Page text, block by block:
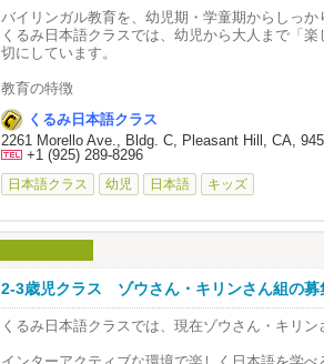
見学・無料体験受付中！
お気軽にお問い合わせください。
📌 今すぐお申し込みを！
定員に達し次第、締切となります。
バイリンガル教育を、幼児期・学童期からしっか
くるみ日本語クラスでは、幼児から大人まで「
切にしています。
教育の特徴
・「読む・書く・聞く・話す」の4技能を総合的
・少人数制・日本語のみの環境
・経験豊かな教師陣による丁寧な指導
・個々のレベルに合わせた手作りカリキュラム
クラス一覧
・個人クラス（AP対策・日本語検定・一般補習）
・そろばん・暗算クラス（集中力＆計算力アップ
見学・無料体験受付中！
お気軽にお問い合わせください。
くるみ日本語クラス
2261 Morello Ave., Bldg. C, Pleasant Hill, CA,
+1 (925) 289-8296
日本語クラス 幼児 日本語 キッズ
2-3歳児クラス ゾウさん・キリンさん組の募
くるみ日本語クラスでは、現在ゾウさん・キリ